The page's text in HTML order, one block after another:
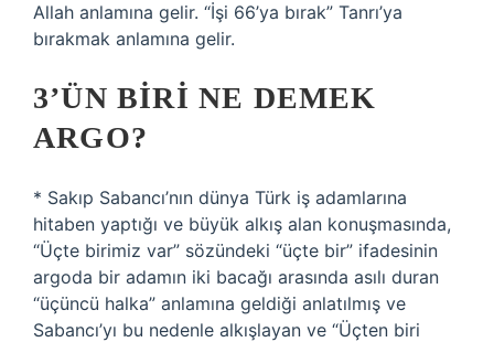
Allah anlamına gelir. “İşi 66’ya bırak” Tanrı’ya
bırakmak anlamına gelir.
3’ÜN BIRI NE DEMEK
ARGO?
* Sakıp Sabancı’nın dünya Türk iş adamlarına
hitaben yaptığı ve büyük alkış alan konuşmasında,
“Üçte birimiz var” sözündeki “üçte bir” ifadesinin
argoda bir adamın iki bacağı arasında asılı duran
“üçüncü halka” anlamına geldiği anlatılmış ve
Sabancı’yı bu nedenle alkışlayan ve “Üçten biri